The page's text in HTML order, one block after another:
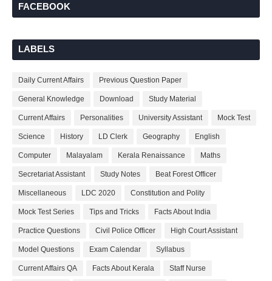
FACEBOOK
LABELS
Daily Current Affairs Previous Question Paper
General Knowledge Download Study Material
Current Affairs Personalities University Assistant Mock Test
Science History LD Clerk Geography English
Computer Malayalam Kerala Renaissance Maths
Secretariat Assistant Study Notes Beat Forest Officer
Miscellaneous LDC 2020 Constitution and Polity
Mock Test Series Tips and Tricks Facts About India
Practice Questions Civil Police Officer High Court Assistant
Model Questions Exam Calendar Syllabus
Current Affairs QA Facts About Kerala Staff Nurse